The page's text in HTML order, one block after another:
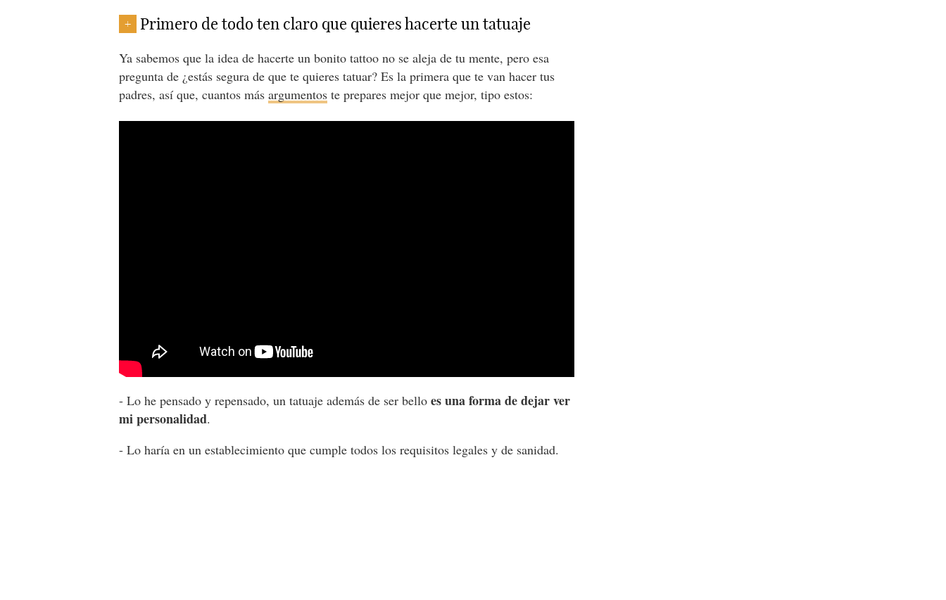
+ Primero de todo ten claro que quieres hacerte un tatuaje
Ya sabemos que la idea de hacerte un bonito tattoo no se aleja de tu mente, pero esa
pregunta de ¿estás segura de que te quieres tatuar? Es la primera que te van hacer tus
padres, así que, cuantos másargumentos te prepares mejor que mejor, tipo estos:
- Lo he pensado y repensado, un tatuaje además de ser belloes una forma de dejar ver
mi personalidad.
- Lo haría en un establecimiento que cumple todos los requisitos legales y de sanidad.